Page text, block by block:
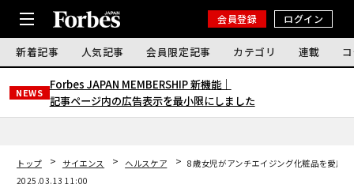
会員登録 ログイン
新着記事 人気記事 会員限定記事 カテゴリ 連載
NEWS
Forbes JAPAN MEMBERSHIP 新機能｜
記事ページ内の広告表示を最小限にしました
トップ サイエンス ヘルスケア
8歳女児がアンチエイジング化粧品を愛用
2025.03.13 11:00